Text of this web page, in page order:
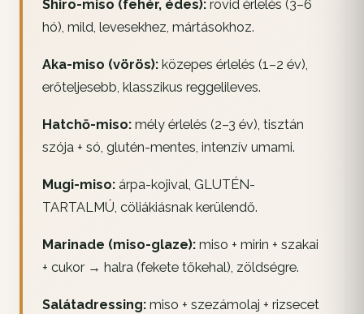
Shiro-miso (fehér, édes): rövid érlelés (3–6
hó), mild, levesekhez, mártásokhoz.
Aka-miso (vörös): közepes érlelés (1–2 év),
erőteljesebb, klasszikus reggelileves.
Hatchō-miso: mély érlelés (2–3 év), tisztán
szója + só, glutén-mentes, intenzív umami.
Mugi-miso: árpa-kojival, GLUTÉN-
TARTALMÚ, cöliákiásnak kerülendő.
Marinade (miso-glaze): miso + mirin + szakai
+ cukor → halra (fekete tőkehal), zöldségre.
Salátadressing: miso + szezámolaj + rizsecet